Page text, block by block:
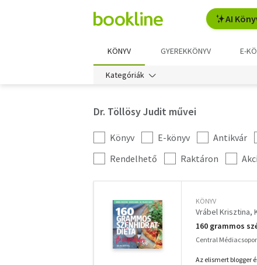
AI
KÖNYV GYEREKKÖNYV E-
Kategóriák
Dr. Töllösy Judit művei
Kategória
szűrés
Könyv E-könyv Antikvár
További
szűrők
Rendelhető Raktáron
KÖNYV
Vrábel Krisztina
160 grammos
Central
Az elismert blogger